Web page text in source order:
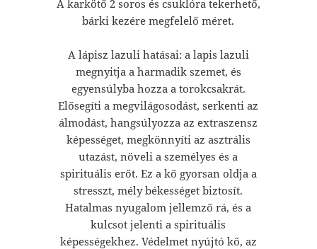
A karkötő 2 soros és csuklóra tekerhető,
bárki kezére megfelelő méret.
A lápisz lazuli hatásai: a lapis lazuli
megnyitja a harmadik szemet, és
egyensúlyba hozza a torokcsakrát.
Elősegíti a megvilágosodást, serkenti az
álmodást, hangsúlyozza az extraszensz
képességet, megkönnyíti az asztrális
utazást, növeli a személyes és a
spirituális erőt. Ez a kő gyorsan oldja a
stresszt, mély békességet biztosít.
Hatalmas nyugalom jellemző rá, és a
kulcsot jelenti a spirituális
képességekhez. Védelmet nyújtó kő, az